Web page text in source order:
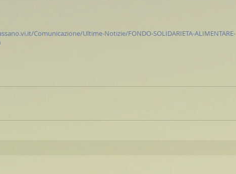
Comunicazione/Ultime-Notizie/FONDO-SOLIDARIETA-ALIMENTARE-